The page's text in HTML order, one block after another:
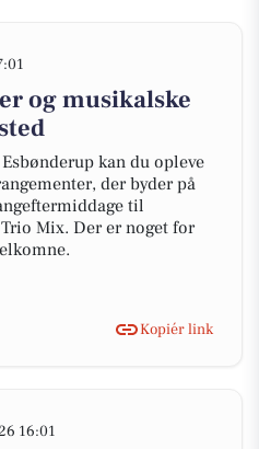
og musikalske
kan du opleve
der byder på
til
Mix. Der er noget for
Kopiér link
16:01